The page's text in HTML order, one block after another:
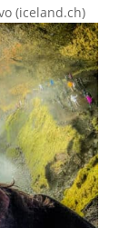
(iceland.ch)